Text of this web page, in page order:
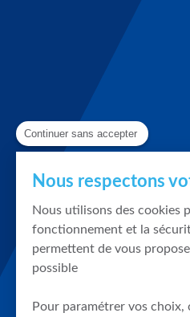
Continuer sans accepter
Nous respectons
Nous utilisons des cookies
fonctionnement et la
permettent de vous
possible
Pour paramétrer vos choix,